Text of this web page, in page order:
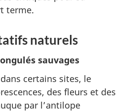
terme.
naturels
sauvages
certains sites, le
des fleurs et des
par l’antilope